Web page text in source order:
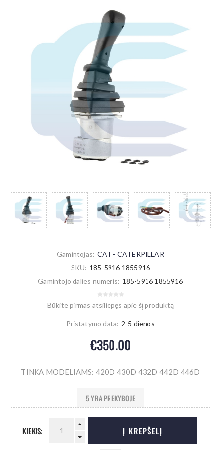
Gamintojas: CAT - CATERPILLAR
SKU: 185-5916 1855916
Gamintojo dalies numeris: 185-5916 1855916
Būkite pirmas atsiliepęs apie šį produktą
Pristatymo data: 2-5 dienos
€350.00
TINKA MODELIAMS: 420D 430D 432D 442D 446D
5 YRA PREKYBOJE
KIEKIS: Į KREPŠELĮ